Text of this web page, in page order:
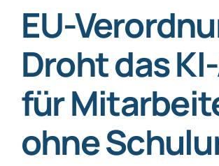
Jetzt absichern
EU-
Droht das
für
ohne